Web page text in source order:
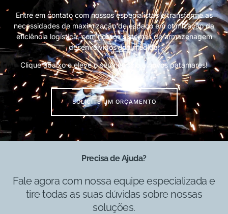
Entre em contato com nossos especialistas e transforme as
necessidades de maximização de espaço em otimização da
eficiência logística, com nossos sistemas de armazenagem
desenvolvidos sob medida!
Clique abaixo e eleve o seu negócio a novos patamares!
SOLICITE UM ORÇAMENTO
Precisa de Ajuda?
Fale agora com nossa equipe especializada e
tire todas as suas dúvidas sobre nossas
soluções.